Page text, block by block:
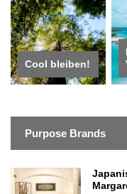
Cool bleiben!
Purpose Brands